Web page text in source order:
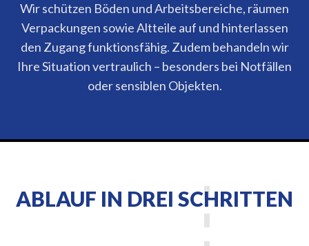
Wir schützen Böden und Arbeitsbereiche, räumen
Verpackungen sowie Altteile auf und hinterlassen
den Zugang funktionsfähig. Zudem behandeln wir
Ihre Situation vertraulich – besonders bei Notfällen
oder sensiblen Objekten.
ABLAUF IN DREI SCHRITTEN